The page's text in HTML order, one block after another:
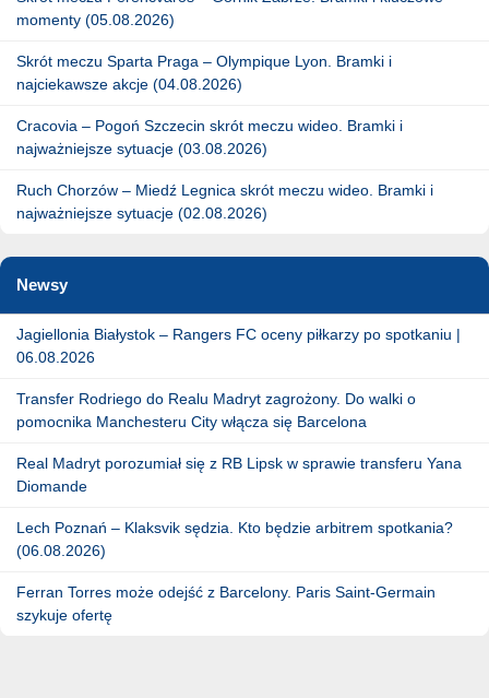
momenty (05.08.2026)
Skrót meczu Sparta Praga – Olympique Lyon. Bramki i
najciekawsze akcje (04.08.2026)
Cracovia – Pogoń Szczecin skrót meczu wideo. Bramki i
najważniejsze sytuacje (03.08.2026)
Ruch Chorzów – Miedź Legnica skrót meczu wideo. Bramki i
najważniejsze sytuacje (02.08.2026)
Newsy
Jagiellonia Białystok – Rangers FC oceny piłkarzy po spotkaniu |
06.08.2026
Transfer Rodriego do Realu Madryt zagrożony. Do walki o
pomocnika Manchesteru City włącza się Barcelona
Real Madryt porozumiał się z RB Lipsk w sprawie transferu Yana
Diomande
Lech Poznań – Klaksvik sędzia. Kto będzie arbitrem spotkania?
(06.08.2026)
Ferran Torres może odejść z Barcelony. Paris Saint-Germain
szykuje ofertę